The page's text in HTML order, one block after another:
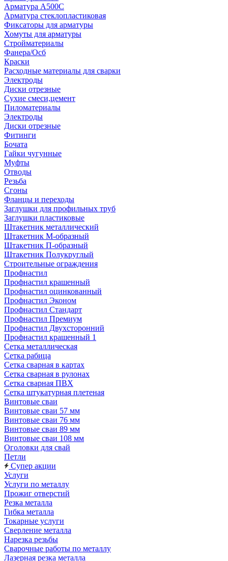
Арматура A500C
Арматура стеклопластиковая
Фиксаторы для арматуры
Хомуты для арматуры
Стройматериалы
Фанера/Осб
Краски
Расходные материалы для сварки
Электроды
Диски отрезные
Сухие смеси,цемент
Пиломатериалы
Электроды
Диски отрезные
Фитинги
Бочата
Гайки чугунные
Муфты
Отводы
Резьба
Сгоны
Фланцы и переходы
Заглушки для профильных труб
Заглушки пластиковые
Штакетник металлический
Штакетник М-образный
Штакетник П-образный
Штакетник Полукруглый
Строительные ограждения
Профнастил
Профнастил крашенный
Профнастил оцинкованный
Профнастил Эконом
Профнастил Стандарт
Профнастил Премиум
Профнастил Двухсторонний
Профнастил крашенный 1
Сетка металлическая
Сетка рабица
Сетка сварная в картах
Сетка сварная в рулонах
Сетка сварная ПВХ
Сетка штукатурная плетеная
Винтовые сваи
Винтовые сваи 57 мм
Винтовые сваи 76 мм
Винтовые сваи 89 мм
Винтовые сваи 108 мм
Оголовки для свай
Петли
Супер акции
Услуги
Услуги по металлу
Прожиг отверстий
Резка металла
Гибка металла
Токарные услуги
Сверление металла
Нарезка резьбы
Сварочные работы по металлу
Лазерная резка металла